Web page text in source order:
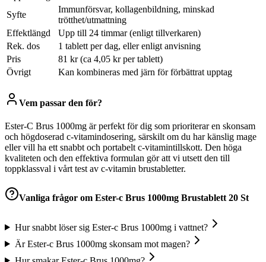
Syfte
Immunförsvar, kollagenbildning, minskad
trötthet/utmattning
Effektlängd
Upp till 24 timmar (enligt tillverkaren)
Rek. dos
1 tablett per dag, eller enligt anvisning
Pris
81 kr (ca 4,05 kr per tablett)
Övrigt
Kan kombineras med järn för förbättrat upptag
Vem passar den för?
Ester-C Brus 1000mg är perfekt för dig som prioriterar en skonsam
och högdoserad c-vitamindosering, särskilt om du har känslig mage
eller vill ha ett snabbt och portabelt c-vitamintillskott. Den höga
kvaliteten och den effektiva formulan gör att vi utsett den till
toppklassval i vårt test av c-vitamin brustabletter.
Vanliga frågor om Ester-c Brus 1000mg Brustablett 20 St
Hur snabbt löser sig Ester-c Brus 1000mg i vattnet?
Är Ester-c Brus 1000mg skonsam mot magen?